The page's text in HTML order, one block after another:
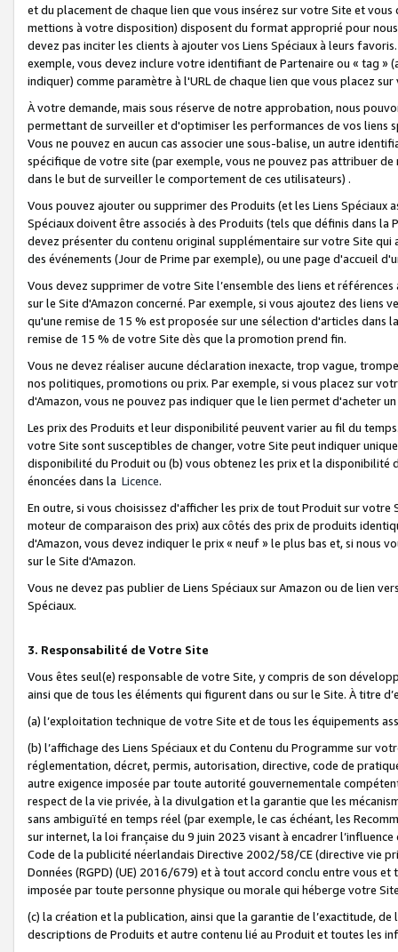
et du placement de chaque lien que vous insérez sur votre Site et
mettions à votre disposition) disposent du format approprié pour
devez pas inciter les clients à ajouter vos Liens Spéciaux à leurs
exemple, vous devez inclure votre identifiant de Partenaire ou « tag
indiquer) comme paramètre à l'URL de chaque lien que vous placez
À votre demande, mais sous réserve de notre approbation, nous
permettant de surveiller et d'optimiser les performances de vos liens
Vous ne pouvez en aucun cas associer une sous-balise, un autre
spécifique de votre site (par exemple, vous ne pouvez pas attribuer
dans le but de surveiller le comportement de ces utilisateurs) .
Vous pouvez ajouter ou supprimer des Produits (et les Liens
Spéciaux doivent être associés à des Produits (tels que définis dans
devez présenter du contenu original supplémentaire sur votre Site qui
des événements (Jour de Prime par exemple), ou une page d'accueil
Vous devez supprimer de votre Site l’ensemble des liens et
sur le Site d'Amazon concerné. Par exemple, si vous ajoutez des
qu'une remise de 15 % est proposée sur une sélection d'articles
remise de 15 % de votre Site dès que la promotion prend fin.
Vous ne devez réaliser aucune déclaration inexacte, trop vague,
nos politiques, promotions ou prix. Par exemple, si vous placez sur
d'Amazon, vous ne pouvez pas indiquer que le lien permet d'acheter
Les prix des Produits et leur disponibilité peuvent varier au fil du
votre Site sont susceptibles de changer, votre Site peut indiquer
disponibilité du Produit ou (b) vous obtenez les prix et la disponibilité
énoncées dans la Licence.
En outre, si vous choisissez d'afficher les prix de tout Produit sur
moteur de comparaison des prix) aux côtés des prix de produits
d'Amazon, vous devez indiquer le prix « neuf » le plus bas et, si nous
sur le Site d'Amazon.
Vous ne devez pas publier de Liens Spéciaux sur Amazon ou de lien
Spéciaux.
3. Responsabilité de Votre Site
Vous êtes seul(e) responsable de votre Site, y compris de son
ainsi que de tous les éléments qui figurent dans ou sur le Site. À titre
(a) l’exploitation technique de votre Site et de tous les équipements
(b) l’affichage des Liens Spéciaux et du Contenu du Programme sur
réglementation, décret, permis, autorisation, directive, code de
autre exigence imposée par toute autorité gouvernementale
respect de la vie privée, à la divulgation et la garantie que les
sans ambiguïté en temps réel (par exemple, le cas échéant, les
sur internet, la loi française du 9 juin 2023 visant à encadrer
Code de la publicité néerlandais Directive 2002/58/CE (directive vie
Données (RGPD) (UE) 2016/679) et à tout accord conclu entre vous
imposée par toute personne physique ou morale qui héberge votre
(c) la création et la publication, ainsi que la garantie de l’exactitude,
descriptions de Produits et autre contenu lié au Produit et toutes les